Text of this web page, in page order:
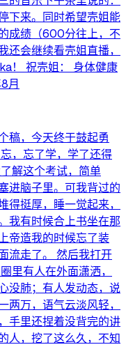
下来。同时希望壳姐能
成绩（600分往上，不
会继续看壳姐直播，
！ 祝壳姐： 身体健康
月
稿，今天终于鼓起勇
，忘了学，学了还得
解这个考试，简单
进脑子里。可我背过的
挺厚，睡一觉起来，
我有时候合上书坐在那
帝造我的时候忘了装
流走了。 然后我打开
里有人在外面潇洒，
没肺；有人发动态，说
万，语气云淡风轻，
手里还捏着没背完的讲
人，挖了这么久，不知